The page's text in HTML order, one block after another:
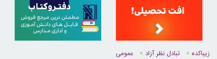
زیباکده تبادل نظر آزاد عمومی